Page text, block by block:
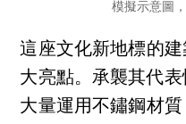
模擬示意圖
這座文化新地標的
大亮點。承襲其代表
大量運用不鏽鋼材